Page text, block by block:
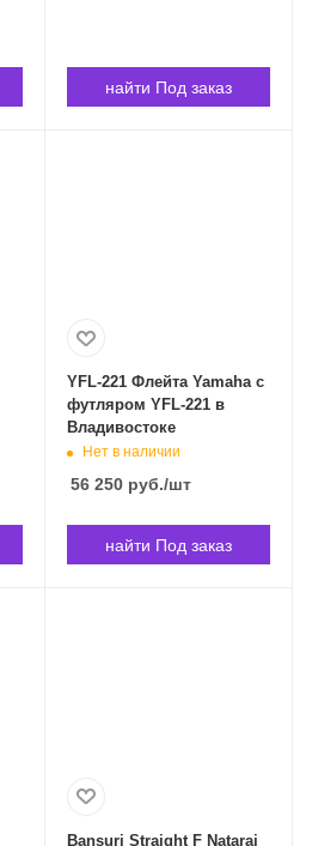
найти Под заказ
YFL-221 Флейта Yamaha c
футляром YFL-221 в
Владивостоке
Нет в наличии
56 250руб./шт
найти Под заказ
Bansuri Straight F Nataraj